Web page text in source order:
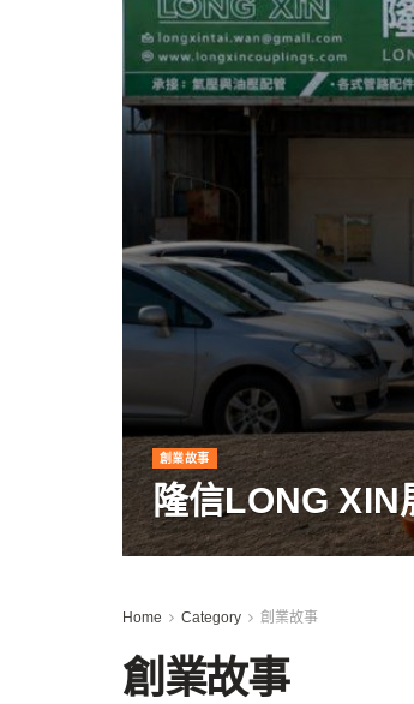
創業故事
隆信LONG XIN
Home Category 創業故事
創業故事